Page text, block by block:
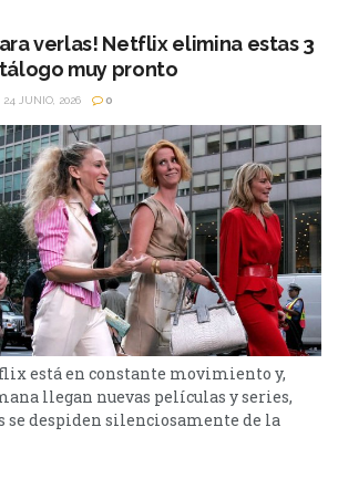
verlas! Netflix elimina estas 3
muy pronto
24 JUNIO, 2026 0
está en constante movimiento y,
llegan nuevas películas y series,
se despiden silenciosamente de la
tres títulos muy diferentes entre sí
en los próximos días: El bosque,